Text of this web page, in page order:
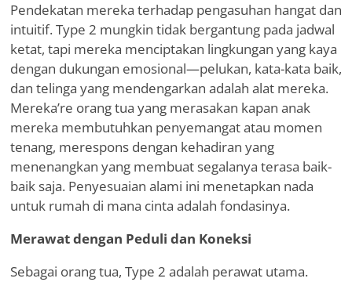
Pendekatan mereka terhadap pengasuhan hangat dan
intuitif. Type 2 mungkin tidak bergantung pada jadwal
ketat, tapi mereka menciptakan lingkungan yang kaya
dengan dukungan emosional—pelukan, kata-kata baik,
dan telinga yang mendengarkan adalah alat mereka.
Mereka’re orang tua yang merasakan kapan anak
mereka membutuhkan penyemangat atau momen
tenang, merespons dengan kehadiran yang
menenangkan yang membuat segalanya terasa baik-
baik saja. Penyesuaian alami ini menetapkan nada
untuk rumah di mana cinta adalah fondasinya.
Merawat dengan Peduli dan Koneksi
Sebagai orang tua, Type 2 adalah perawat utama.